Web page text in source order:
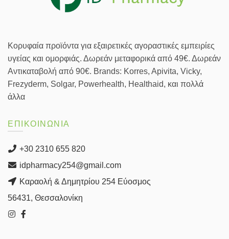
Κορυφαία προϊόντα για εξαιρετικές αγοραστικές εμπειρίες
υγείας και ομορφιάς. Δωρεάν μεταφορικά από 49€. Δωρεάν
Αντικαταβολή από 90€. Brands: Korres, Apivita, Vicky,
Frezyderm, Solgar, Powerhealth, Healthaid, και πολλά
άλλα
ΕΠΙΚΟΙΝΩΝΙΑ
+30 2310 655 820
idpharmacy254@gmail.com
Καραολή & Δημητρίου 254 Εύοσμος
56431, Θεσσαλονίκη